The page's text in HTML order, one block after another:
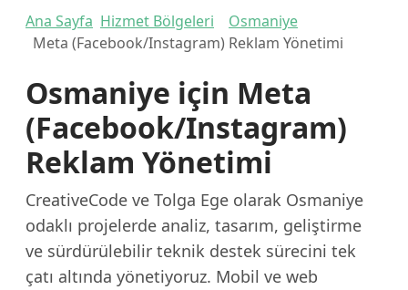
Ana Sayfa Hizmet Bölgeleri
Osmaniye
Meta (Facebook/Instagram) Reklam Yönetimi
Osmaniye için Meta
(Facebook/Instagram)
Reklam Yönetimi
CreativeCode ve Tolga Ege olarak Osmaniye
odaklı projelerde analiz, tasarım, geliştirme
ve sürdürülebilir teknik destek sürecini tek
çatı altında yönetiyoruz. Mobil ve web